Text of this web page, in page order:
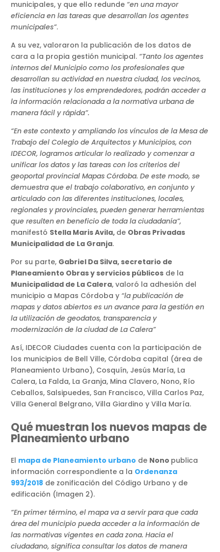
municipales, y que ello redunde “en una mayor
eficiencia en las tareas que desarrollan los agentes
municipales”.
A su vez, valoraron la publicación de los datos de
cara a la propia gestión municipal. “Tanto los agentes
internos del Municipio como los profesionales que
desarrollan su actividad en nuestra ciudad, los vecinos,
las instituciones y los emprendedores, podrán acceder a
la información relacionada a la normativa urbana de
manera fácil y rápida”.
“En este contexto y ampliando los vínculos de la Mesa de
Trabajo del Colegio de Arquitectos y Municipios, con
IDECOR, logramos articular lo realizado y comenzar a
unificar los datos y las tareas con los criterios del
geoportal provincial Mapas Córdoba. De este modo, se
demuestra que el trabajo colaborativo, en conjunto y
articulado con las diferentes instituciones, locales,
regionales y provinciales, pueden generar herramientas
que resulten en beneficio de toda la ciudadanía”,
manifestó Stella Maris Avila, de Obras Privadas
Municipalidad de La Granja.
Por su parte, Gabriel Da Silva, secretario de
Planeamiento Obras y servicios públicos de la
Municipalidad de La Calera, valoró la adhesión del
municipio a Mapas Córdoba y “la publicación de
mapas y datos abiertos es un avance para la gestión en
la utilización de geodatos, transparencia y
modernización de la ciudad de La Calera”
Así, IDECOR Ciudades cuenta con la participación de
los municipios de Bell Ville, Córdoba capital (área de
Planeamiento Urbano), Cosquín, Jesús María, La
Calera, La Falda, La Granja, Mina Clavero, Nono, Río
Ceballos, Salsipuedes, San Francisco, Villa Carlos Paz,
Villa General Belgrano, Villa Giardino y Villa María.
Qué muestran los nuevos mapas de
Planeamiento urbano
El mapa de Planeamiento urbano de Nono publica
información correspondiente a la Ordenanza
993/2018 de zonificación del Código Urbano y de
edificación (Imagen 2).
“En primer término, el mapa va a servir para que cada
área del municipio pueda acceder a la información de
las normativas vigentes en cada zona. Hacia el
ciudadano, significa consultar los datos de manera